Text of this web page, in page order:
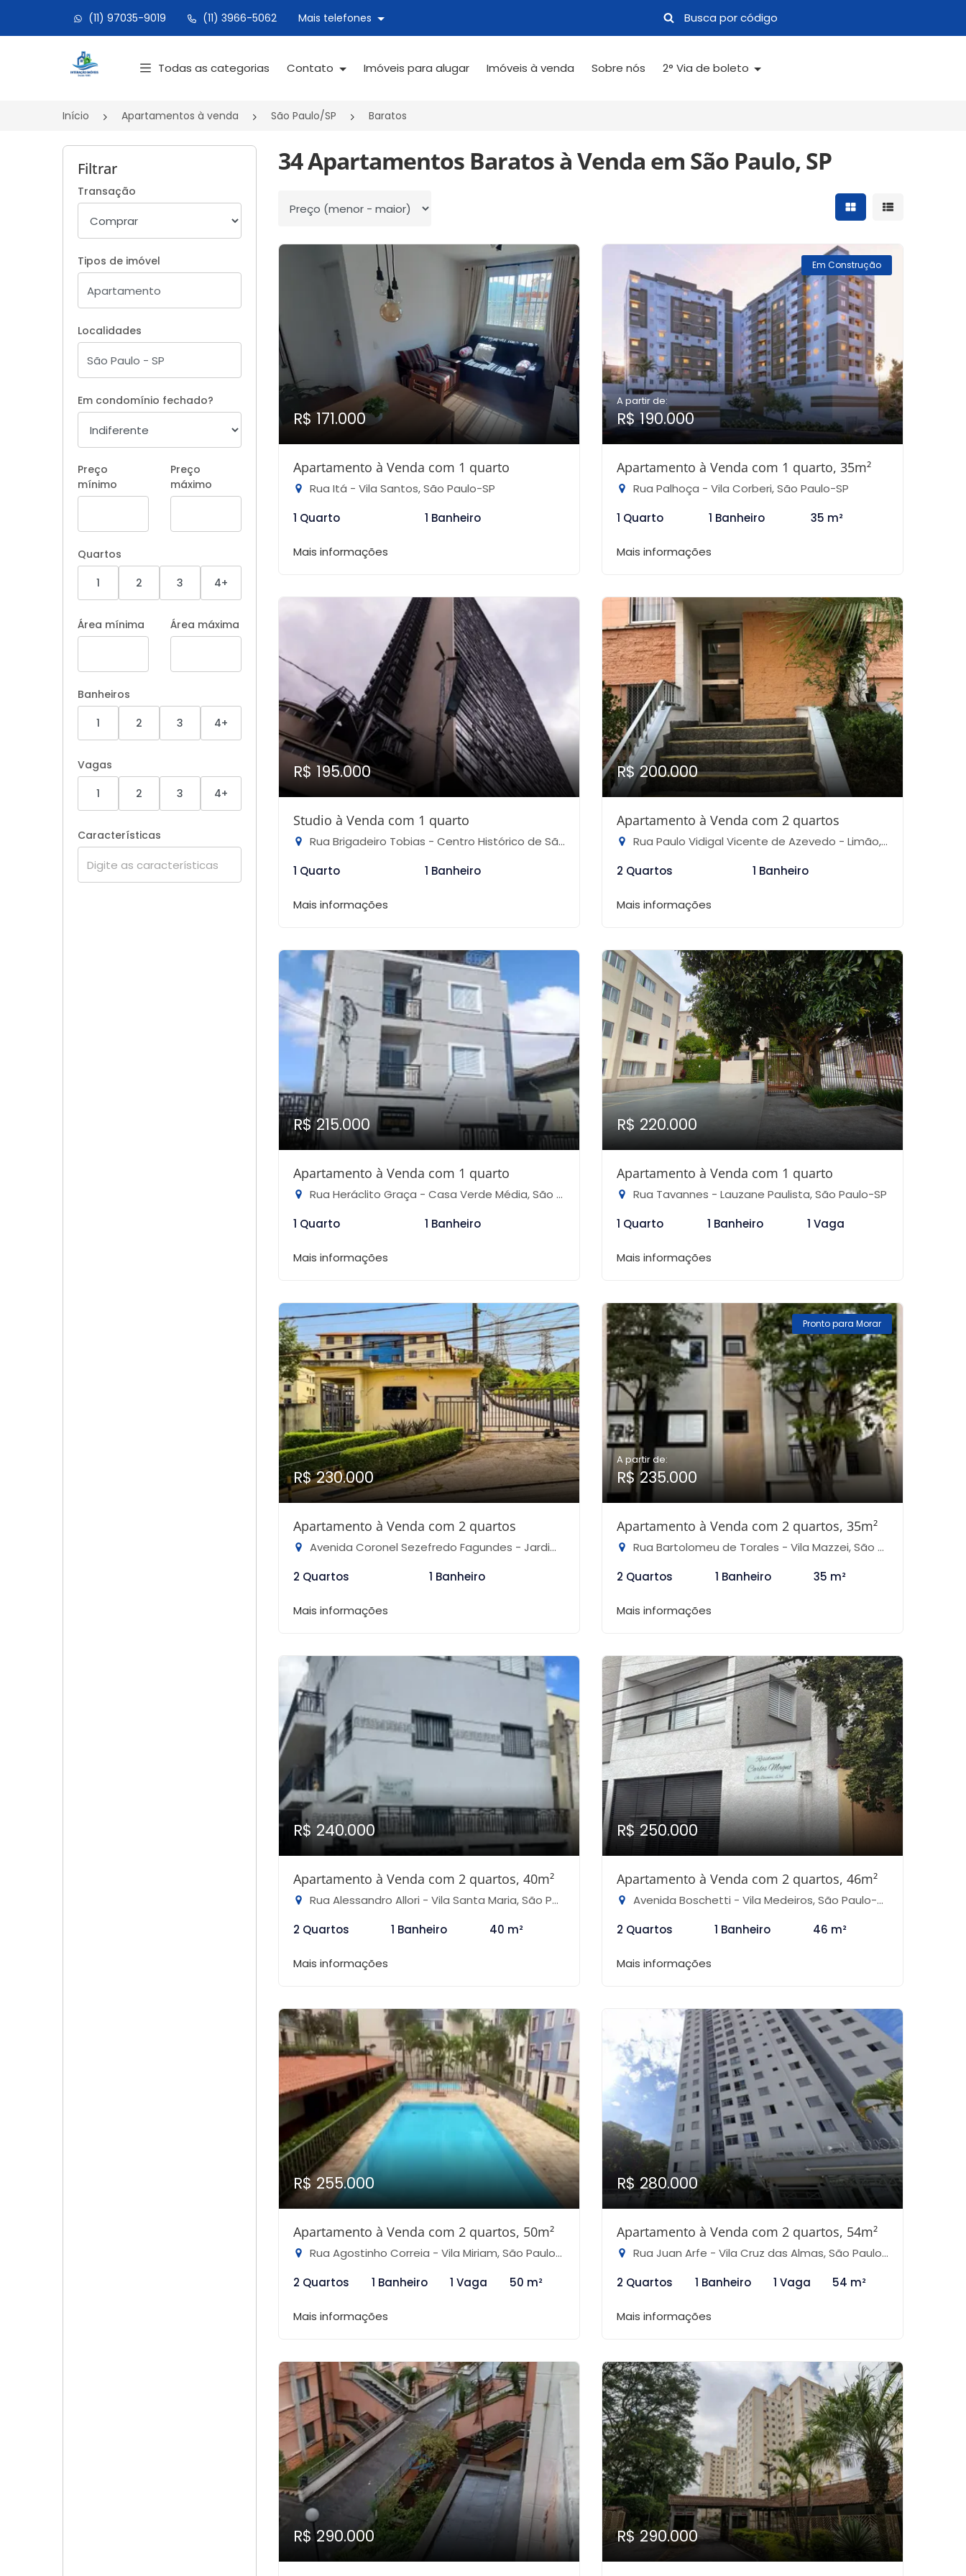
(11) 97035-9019 (11) 3966-5062 Mais telefones
Página inicial
Todas as categorias Contato Imóveis para alugar Imóveis à venda Sobre nós 2° Via de boleto
Início Apartamentos à venda São Paulo/SP Baratos
Filtrar
Transação
Tipos de imóvel
Localidades
Em condomínio fechado?
Preço
mínimo
Preço
máximo
Quartos
1
2 3 4+
Área mínima Área máxima
Banheiros
1
2 3 4+
Vagas
1
2 3 4+
Características
34 Apartamentos Baratos à Venda em São Paulo, SP
Ordenar por Mostrar resultados
Mostrar
R$ 171.000
Apartamento à Venda com 1 quarto
Rua Itá - Vila Santos, São Paulo-SP
1 Quarto
1 Banheiro
Mais informações
Em Construção
A partir de:
R$ 190.000
Apartamento à Venda com 1 quarto, 35m²
Rua Palhoça - Vila Corberi, São Paulo-SP
1 Quarto
1 Banheiro 35 m²
Mais informações
R$ 195.000
Studio à Venda com 1 quarto
Rua Brigadeiro Tobias - Centro Histórico de São Paulo, São Paulo-SP
1 Quarto
1 Banheiro
Mais informações
R$ 200.000
Apartamento à Venda com 2 quartos
Rua Paulo Vidigal Vicente de Azevedo - Limão, São Paulo-SP
2 Quartos
1 Banheiro
Mais informações
R$ 215.000
Apartamento à Venda com 1 quarto
Rua Heráclito Graça - Casa Verde Média, São Paulo-SP
1 Quarto
1 Banheiro
Mais informações
R$ 220.000
Apartamento à Venda com 1 quarto
Rua Tavannes - Lauzane Paulista, São Paulo-SP
1 Quarto
1 Banheiro 1 Vaga
Mais informações
R$ 230.000
Apartamento à Venda com 2 quartos
Avenida Coronel Sezefredo Fagundes - Jardim Francisco Mendes, São Paulo-SP
2 Quartos
1 Banheiro
Mais informações
Pronto para Morar
A partir de:
R$ 235.000
Apartamento à Venda com 2 quartos, 35m²
Rua Bartolomeu de Torales - Vila Mazzei, São Paulo-SP
2 Quartos
1 Banheiro 35 m²
Mais informações
R$ 240.000
Apartamento à Venda com 2 quartos, 40m²
Rua Alessandro Allori - Vila Santa Maria, São Paulo-SP
2 Quartos
1 Banheiro 40 m²
Mais informações
R$ 250.000
Apartamento à Venda com 2 quartos, 46m²
Avenida Boschetti - Vila Medeiros, São Paulo-SP
2 Quartos
1 Banheiro 46 m²
Mais informações
R$ 255.000
Apartamento à Venda com 2 quartos, 50m²
Rua Agostinho Correia - Vila Miriam, São Paulo-SP
2 Quartos
1 Banheiro 1 Vaga 50 m²
Mais informações
R$ 280.000
Apartamento à Venda com 2 quartos, 54m²
Rua Juan Arfe - Vila Cruz das Almas, São Paulo-SP
2 Quartos
1 Banheiro 1 Vaga 54 m²
Mais informações
R$ 290.000 R$ 290.000